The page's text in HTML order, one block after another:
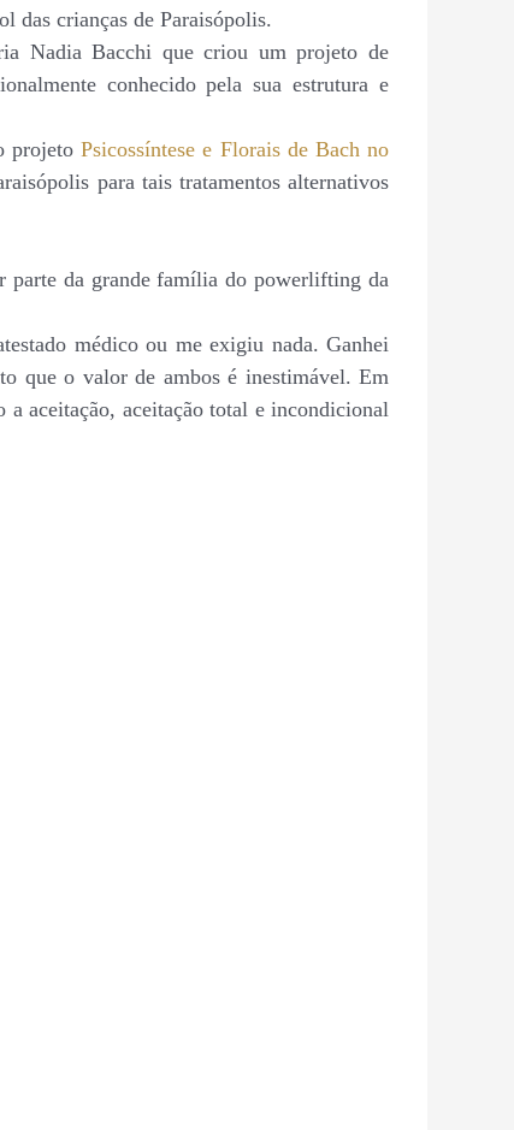
das crianças de Paraisópolis.
Nadia Bacchi que criou um projeto de
conhecido pela sua estrutura e
projetoPsicossíntese e Florais de Bach no
para tais tratamentos alternativos
parte da grande família do powerlifting da
médico ou me exigiu nada. Ganhei
que o valor de ambos é inestimável. Em
aceitação, aceitação total e incondicional